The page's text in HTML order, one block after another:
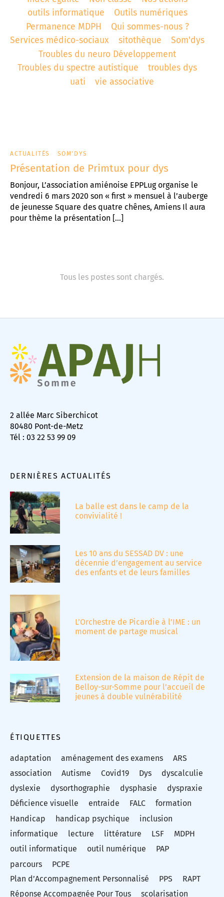
outils informatique
Outils numériques
Permanence MDPH
Qui sommes-nous ?
Services médico-sociaux
sitothèque
Som'dys
Troubles du neuro Développement
Troubles du spectre autistique
troubles dys
uati
vie associative
ACTUALITÉS SOM'DYS
Présentation de Primtux pour dys
Bonjour, L’association amiénoise EPPLug organise le
vendredi 6 mars 2020 son « first » mensuel à l’auberge
de jeunesse Square des quatre chênes, Amiens Il aura
pour thème la présentation […]
Tous les postes sont chargés.
2 allée Marc Siberchicot
80480 Pont-de-Metz
Tél : 03 22 53 99 09
DERNIÈRES ACTUALITÉS
La balle est dans le camp de la
convivialité !
Les 10 ans du SESSAD DV : une
décennie d’engagement au service
des enfants et de leurs familles
L’Orchestre de Picardie à l’IME : un
moment de partage musical
Extension de la maison de Répit de
Belloy-sur-Somme pour l’accueil de
jeunes à double vulnérabilité
ÉTIQUETTES
adaptation aménagement des examens
ARS
association
Autisme Covid19 Dys
dyscalculie
dyslexie
dysorthographie dysphasie
dyspraxie
Déficience visuelle
entraide FALC
formation
Handicap
handicap psychique
inclusion
informatique
lecture littérature LSF
MDPH
outil informatique
outil numérique
PAP
parcours
PCPE
Plan d’Accompagnement Personnalisé
PPS
RAPT
Réponse Accompagnée Pour Tous
scolarisation
associatif
de référence APAJH
d’Abbeville
collège César Franck à Amiens
Lycée Edouard BRANLY à Amiens
«Déficience Visuelle»
« dys »